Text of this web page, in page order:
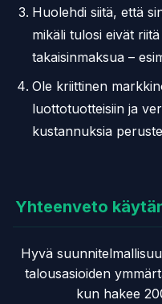
Huolehdi siitä, että
mikäli tulosi eivät
takaisinmaksua –
Ole kriittinen
luottotuotteisiin ja
kustannuksia
Yhteenveto
Hyvä
talousasioiden
kun hakee